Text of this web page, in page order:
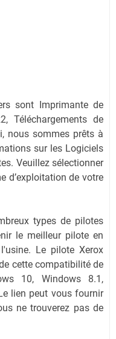
sont Imprimante de
Téléchargements de
nous sommes prêts à
sur les Logiciels
Veuillez sélectionner
d’exploitation de votre
types de pilotes
le meilleur pilote en
Le pilote Xerox
cette compatibilité de
10, Windows 8.1,
lien peut vous fournir
ne trouverez pas de